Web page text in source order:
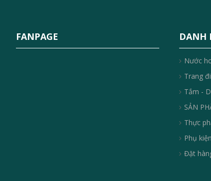
FANPAGE DANH
Nước
Trang
Tắm -
SẢN
Thực
Phụ kiện
Đặt